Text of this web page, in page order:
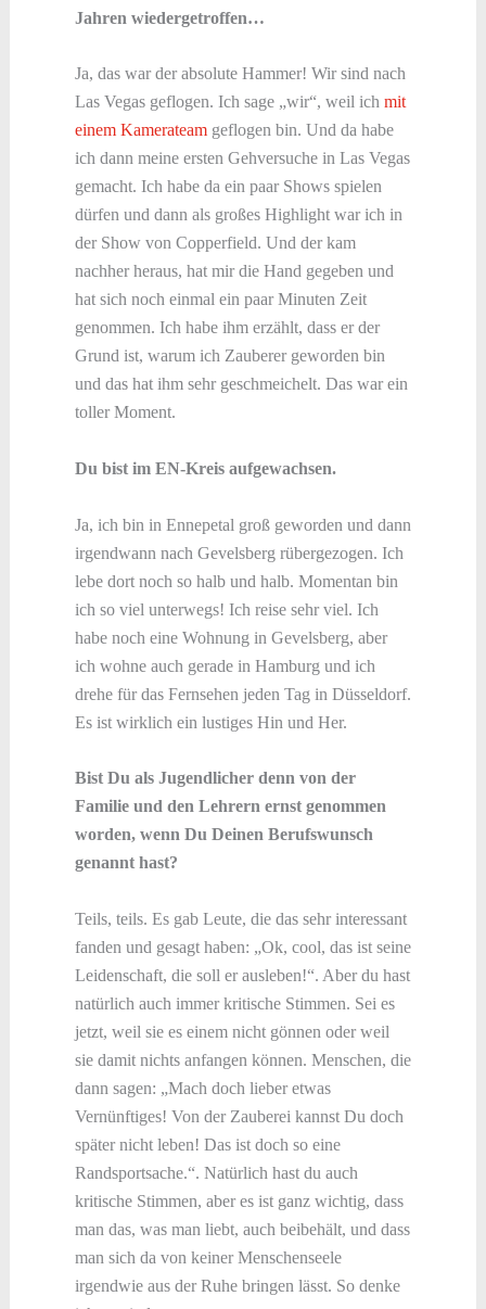
Jahren wiedergetroffen…
Ja, das war der absolute Hammer! Wir sind nach
Las Vegas geflogen. Ich sage „wir“, weil ich mit
einem Kamerateamgeflogen bin. Und da habe
ich dann meine ersten Gehversuche in Las Vegas
gemacht. Ich habe da ein paar Shows spielen
dürfen und dann als großes Highlight war ich in
der Show von Copperfield. Und der kam
nachher heraus, hat mir die Hand gegeben und
hat sich noch einmal ein paar Minuten Zeit
genommen. Ich habe ihm erzählt, dass er der
Grund ist, warum ich Zauberer geworden bin
und das hat ihm sehr geschmeichelt. Das war ein
toller Moment.
Du bist im EN-Kreis aufgewachsen.
Ja, ich bin in Ennepetal groß geworden und dann
irgendwann nach Gevelsberg rübergezogen. Ich
lebe dort noch so halb und halb. Momentan bin
ich so viel unterwegs! Ich reise sehr viel. Ich
habe noch eine Wohnung in Gevelsberg, aber
ich wohne auch gerade in Hamburg und ich
drehe für das Fernsehen jeden Tag in Düsseldorf.
Es ist wirklich ein lustiges Hin und Her.
Bist Du als Jugendlicher denn von der
Familie und den Lehrern ernst genommen
worden, wenn Du Deinen Berufswunsch
genannt hast?
Teils, teils. Es gab Leute, die das sehr interessant
fanden und gesagt haben: „Ok, cool, das ist seine
Leidenschaft, die soll er ausleben!“. Aber du hast
natürlich auch immer kritische Stimmen. Sei es
jetzt, weil sie es einem nicht gönnen oder weil
sie damit nichts anfangen können. Menschen, die
dann sagen: „Mach doch lieber etwas
Vernünftiges! Von der Zauberei kannst Du doch
später nicht leben! Das ist doch so eine
Randsportsache.“. Natürlich hast du auch
kritische Stimmen, aber es ist ganz wichtig, dass
man das, was man liebt, auch beibehält, und dass
man sich da von keiner Menschenseele
irgendwie aus der Ruhe bringen lässt. So denke